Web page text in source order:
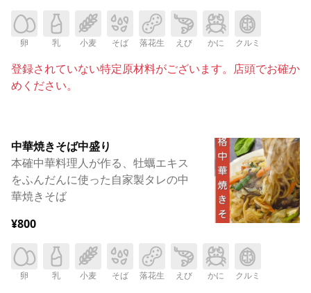
卵 乳 小麦 そば 落花生 えび かに クルミ
登録されていない特定原材料がございます。店頭でお確か
めください。
中華焼きそば中盛り
本確中華料理人が作る、牡蠣エキス
をふんだんに使った自家製タレの中
華焼きそば
¥800
卵 乳 小麦 そば 落花生 えび かに クルミ